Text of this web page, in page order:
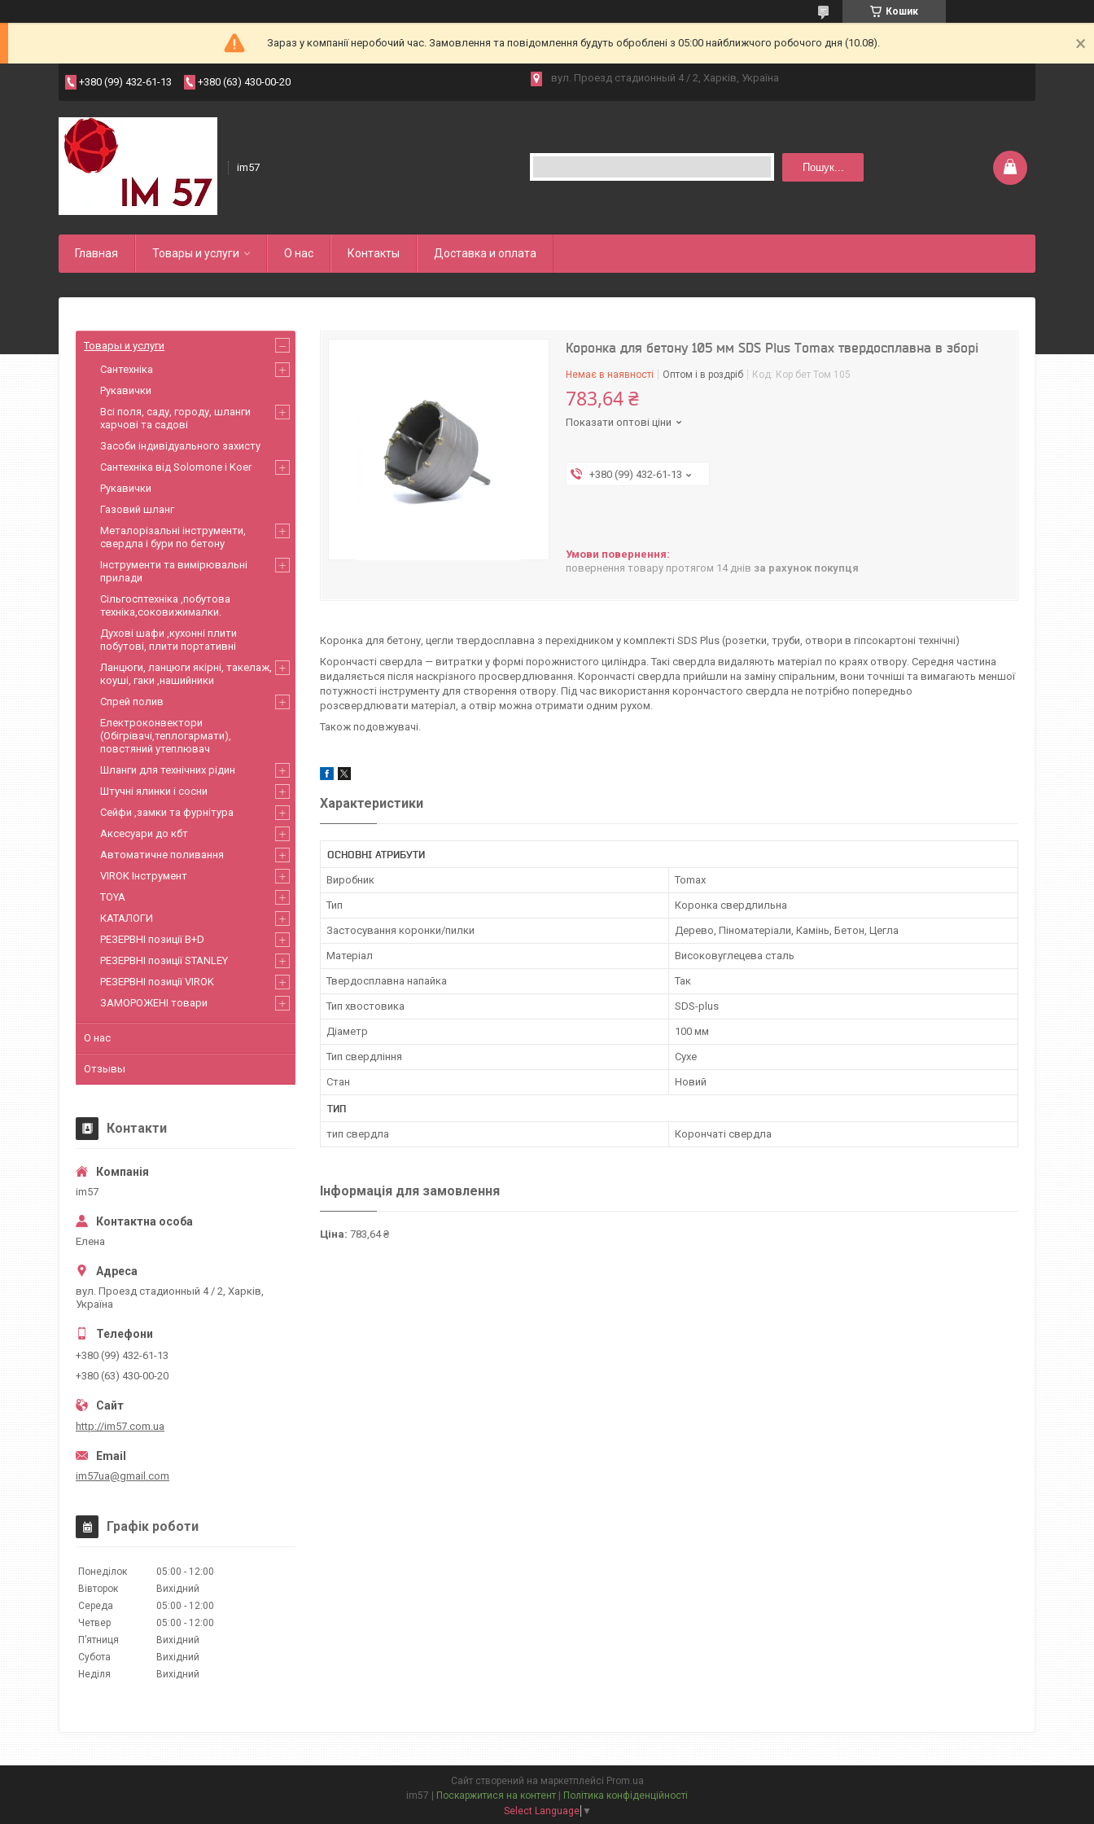
Кошик
Зараз у компанії неробочий час. Замовлення та повідомлення будуть оброблені з 05:00 найближчого робочого дня (10.08).
+380 (99) 432-61-13 +380 (63) 430-00-20 вул. Проезд стадионный 4 / 2, Харків, Україна
im57 Пошук...
Главная Товары и услуги О нас Контакты Доставка и оплата
Коронка для бетону 105 мм SDS Plus Tomax твердосплавна в зборі
Немає в наявності Оптом і в роздріб Код: Кор бет Том 105
783,64 ₴
Показати оптові ціни
+380 (99) 432-61-13
повернення товару протягом 14 днів за рахунок покупця
Коронка для бетону, цегли твердосплавна з перехідником у комплекті SDS Plus (розетки, труби, отвори в гіпсокартоні технічні)
Корончасті свердла — витратки у формі порожнистого циліндра. Такі свердла видаляють матеріал по краях отвору. Середня частина
видаляється після наскрізного просвердлювання. Корончасті свердла прийшли на заміну спіральним, вони точніші та вимагають меншої
потужності інструменту для створення отвору. Під час використання корончастого свердла не потрібно попередньо
розсвердлювати матеріал, а отвір можна отримати одним рухом.
Також подовжувачі.
Характеристики
ОСНОВНІ АТРИБУТИ
Виробник Tomax
Тип Коронка свердлильна
Застосування коронки/пилки Дерево, Піноматеріали, Камінь, Бетон, Цегла
Матеріал Високовуглецева сталь
Твердосплавна напайка Так
Тип хвостовика SDS-plus
Діаметр 100 мм
Тип свердління Сухе
Стан Новий
ТИП
тип свердла Корончаті свердла
Інформація для замовлення
Ціна: 783,64 ₴
Товары и услуги
Сантехніка
Рукавички
Всі поля, саду, городу, шланги
харчові та садові
Засоби індивідуального захисту
Сантехніка від Solomone і Koer
Рукавички
Газовий шланг
Металорізальні інструменти,
свердла і бури по бетону
Інструменти та вимірювальні
прилади
Сільгосптехніка ,побутова
техніка,соковижималки.
Духові шафи ,кухонні плити
побутові, плити портативні
Ланцюги, ланцюги якірні, такелаж,
коуші, гаки ,нашийники
Спрей полив
Електроконвектори
(Обігрівачі,теплогармати),
повстяний утеплювач
Шланги для технічних рідин
Штучні ялинки і сосни
Сейфи ,замки та фурнітура
Аксесуари до кбт
Автоматичне поливання
VIROK Інструмент
TOYA
КАТАЛОГИ
РЕЗЕРВНІ позиції B+D
РЕЗЕРВНІ позиції STANLEY
РЕЗЕРВНІ позиції VIROK
ЗАМОРОЖЕНІ товари
О нас
Отзывы
Контакти
im57
Елена
вул. Проезд стадионный 4 / 2, Харків,
Україна
+380 (99) 432-61-13
+380 (63) 430-00-20
http://im57.com.ua
im57ua@gmail.com
Графік роботи
Понеділок 05:00
12:00
Вівторок
Вихідний
Середа
05:00
12:00
Четвер
05:00
12:00
Пʼятниця
Вихідний
Субота
Вихідний
Неділя
Вихідний
Сайт створений на маркетплейсі Prom.ua
Поскаржитися на контент
Політика конфіденційності
Select Language ▼